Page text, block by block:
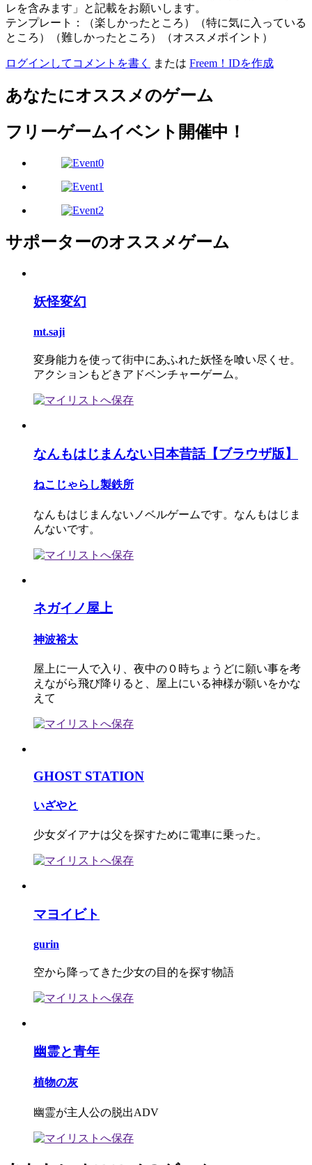
レを含みます」と記載をお願いします。
テンプレート：（楽しかったところ）（特に気に入っている
ところ）（難しかったところ）（オススメポイント）
ログインしてコメントを書く または Freem！IDを作成
あなたにオススメのゲーム
フリーゲームイベント開催中！
サポーターのオススメゲーム
妖怪変幻
mt.saji
変身能力を使って街中にあふれた妖怪を喰い尽くせ。
アクションもどきアドベンチャーゲーム。
なんもはじまんない日本昔話【ブラウザ版】
ねこじゃらし製鉄所
なんもはじまんないノベルゲームです。なんもはじま
んないです。
ネガイノ屋上
神波裕太
屋上に一人で入り、夜中の０時ちょうどに願い事を考
えながら飛び降りると、屋上にいる神様が願いをかな
えて
GHOST STATION
いざやと
少女ダイアナは父を探すために電車に乗った。
マヨイビト
gurin
空から降ってきた少女の目的を探す物語
幽霊と青年
植物の灰
幽霊が主人公の脱出ADV